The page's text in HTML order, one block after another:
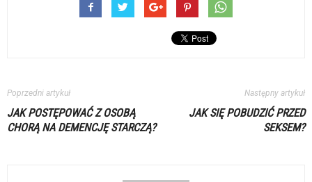
Poprzedni artykuł
JAK POSTĘPOWAĆ Z OSOBĄ
CHORĄ NA DEMENCJĘ STARCZĄ?
Następny artykuł
JAK SIĘ POBUDZIĆ PRZED
SEKSEM?